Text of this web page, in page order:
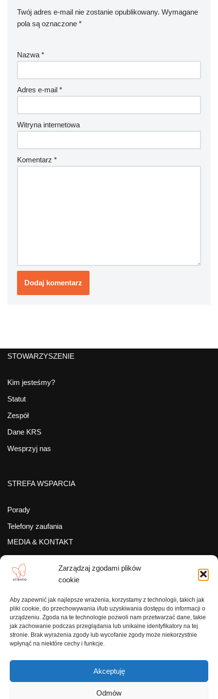
Zarządzaj zgodami plików
cookie
Aby zapewnić jak najlepsze wrażenia, korzystamy z technologii, takich jak
pliki cookie, do przechowywania i/lub uzyskiwania dostępu do informacji o
urządzeniu. Zgoda na te technologie pozwoli nam przetwarzać dane, takie
jak zachowanie podczas przeglądania lub unikalne identyfikatory na tej
stronie. Brak wyrażenia zgody lub wycofanie zgody może niekorzystnie
wpłynąć na niektóre cechy i funkcje.
Akceptuję
Odmów
Twój adres e-mail nie zostanie opublikowany. Wymagane
pola są oznaczone *
Nazwa *
Adres e-mail *
Witryna internetowa
Komentarz *
STOWARZYSZENIE
Kim jesteśmy?
Statut
Zespół
Dane KRS
Wesprzyj nas
STREFA WSPARCIA
Porady
Telefony zaufania
MEDIA & KONTAKT
Media o nas
Artykuły o ADHD
Publikacje o ADHD
Miesiąc świadomości ADHD